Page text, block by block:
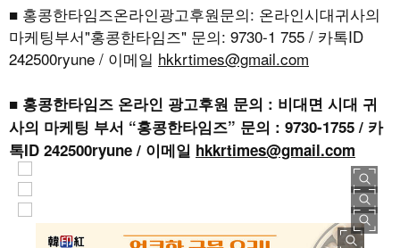
■ 홍콩한타임즈온라인광고후원문의: 온라인시대귀사의
마케팅부서"홍콩한타임즈" 문의: 9730-1 755 / 카톡ID
242500ryune / 이메일 hkkrtimes@gmail.com
■ 홍콩한타임즈 온라인 광고후원 문의 : 비대면 시대 귀
사의 마케팅 부서 “홍콩한타임즈” 문의 : 9730-1755 / 카
톡ID 242500ryune / 이메일 hkkrtimes@gmail.com